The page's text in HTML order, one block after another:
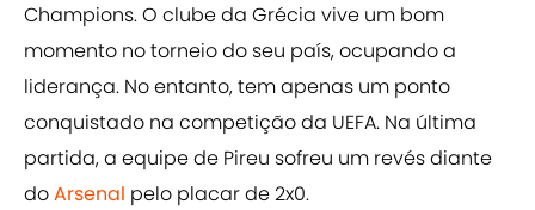
Champions. O clube da Grécia vive um bom
momento no torneio do seu país, ocupando a
liderança. No entanto, tem apenas um ponto
conquistado na competição da UEFA. Na última
partida, a equipe de Pireu sofreu um revés diante
doArsenal pelo placar de 2x0.